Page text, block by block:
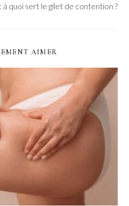
quoi sert le gilet de contention ?
AIMER